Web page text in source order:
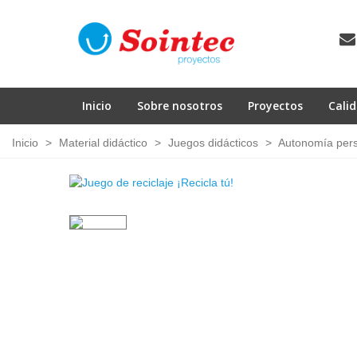
Inicio Sobre nosotros Proyectos
Inicio > Material didáctico > Juegos didácticos > Autonomía